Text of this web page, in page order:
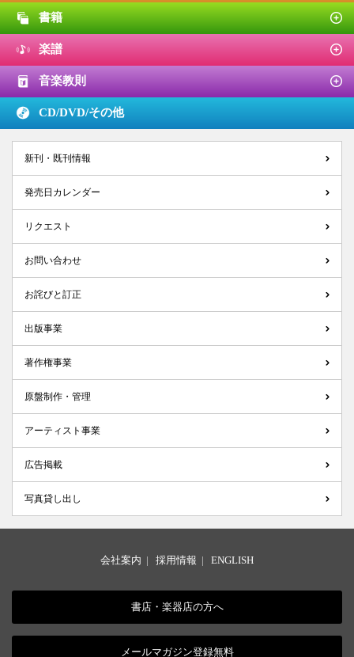
書籍
楽譜
音楽教則
CD/DVD/その他
新刊・既刊情報
発売日カレンダー
リクエスト
お問い合わせ
お詫びと訂正
出版事業
著作権事業
原盤制作・管理
アーティスト事業
広告掲載
写真貸し出し
会社案内 | 採用情報 | ENGLISH
書店・楽器店の方へ
メールマガジン登録無料